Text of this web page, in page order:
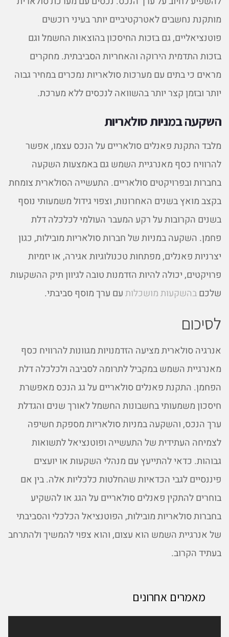
מותקנת נחשבים לאטרקטיביים יותר בעיני רוכשים
פוטנציאליים, גם בזכות החיסכון בהוצאות החשמל וגם
בזכות התדמית הירוקה והאחריות הסביבתית. מחקרים
מראים כי בתים עם מערכות סולאריות נמכרים במחיר גבוה
יותר ובזמן קצר יותר בהשוואה לנכסים ללא מערכת.
השקעה במניות סולאריות
מלבד התקנת פאנלים סולאריים על הנכס עצמו, אפשר
להרוויח כסף מאנרגיית השמש גם באמצעות השקעה
בחברות ובפרויקטים סולאריים. התעשייה הסולארית צומחת
בקצב מואץ בשנים האחרונות, וצפוי גידול משמעותי נוסף
בשנים הקרובות על רקע המעבר העולמי לכלכלה דלת
פחמן. השקעה במניות של חברות סולאריות מובילות, כגון
יצרניות פאנלים, מפתחות טכנולוגיות אגירה, או יזמיות
פרויקטים, יכולה להיות הזדמנות טובה לגיוון תיק ההשקעות
שלכםבהשקעות מושכלותעם ערך מוסף סביבתי.
לסיכום
אנרגיה סולארית מציעה הזדמנויות מגוונות להרוויח כסף
מאנרגיית השמש במקביל לתרומה לסביבה ולכלכלה דלת
הפחמן. התקנת פאנלים סולאריים על גג הנכס מאפשרת
חיסכון משמעותי בחשבונות החשמל לאורך שנים והגדלת
ערך הנכס, והשקעה במניות סולאריות מספקת חשיפה
לצמיחה העתידית של התעשייה ופוטנציאל לתשואות
גבוהות. כדאי להתייעץ עם מנהלי השקעות או יועצים
פיננסיים לגבי הכדאיות שהחלטות כלכליות אלה. בין אם
בוחרים להתקין פאנלים סולאריים על הגג או להשקיע
בחברות סולאריות מובילות, הפוטנציאל הכלכלי והסביבתי
של אנרגיית השמש הוא עצום, והוא צפוי להמשיך ולהתרחב
בעתיד הקרוב.
מאמרים אחרונים